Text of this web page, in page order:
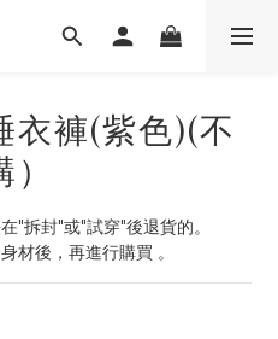
衣褲(紫色)(不
"拆封"或"試穿"後退貨的。
材後，再進行購買 。